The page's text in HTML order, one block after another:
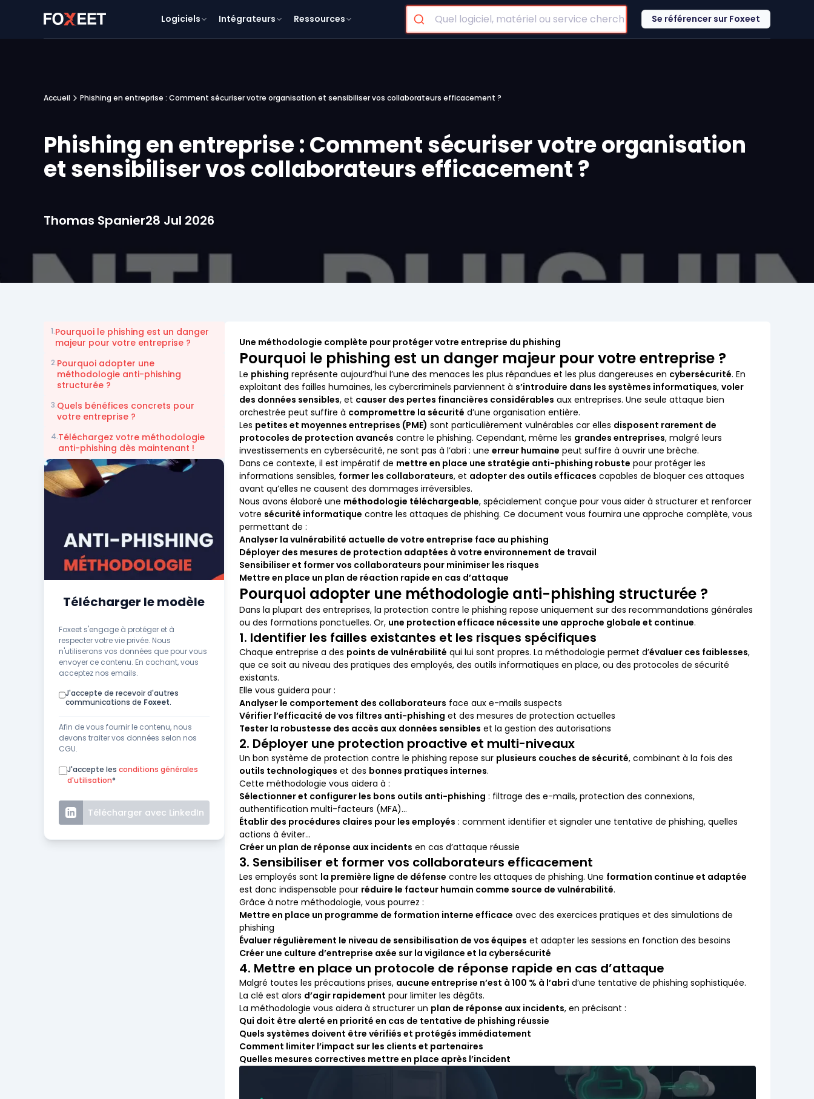
Logiciels Intégrateurs Ressources Se référencer sur Foxeet
Accueil Phishing en entreprise : Comment sécuriser votre organisation et sensibiliser vos collaborateurs efficacement ?
Phishing en entreprise : Comment sécuriser votre organisation
et sensibiliser vos collaborateurs efficacement ?
Thomas Spanier28 Jul 2026
Une méthodologie complète pour protéger votre entreprise du phishing
Pourquoi le phishing est un danger majeur pour votre entreprise ?
Le phishing représente aujourd’hui l’une des menaces les plus répandues et les plus dangereuses en cybersécurité. En
exploitant des failles humaines, les cybercriminels parviennent à s’introduire dans les systèmes informatiques, voler
des données sensibles, et causer des pertes financières considérables aux entreprises. Une seule attaque bien
orchestrée peut suffire à compromettre la sécurité d’une organisation entière.
Les petites et moyennes entreprises (PME) sont particulièrement vulnérables car elles disposent rarement de
protocoles de protection avancés contre le phishing. Cependant, même les grandes entreprises, malgré leurs
investissements en cybersécurité, ne sont pas à l’abri : une erreur humaine peut suffire à ouvrir une brèche.
Dans ce contexte, il est impératif de mettre en place une stratégie anti-phishing robuste pour protéger les
informations sensibles, former les collaborateurs, et adopter des outils efficaces capables de bloquer ces attaques
avant qu’elles ne causent des dommages irréversibles.
Nous avons élaboré une méthodologie téléchargeable, spécialement conçue pour vous aider à structurer et renforcer
votre sécurité informatique contre les attaques de phishing. Ce document vous fournira une approche complète, vous
permettant de :
Analyser la vulnérabilité actuelle de votre entreprise face au phishing
Déployer des mesures de protection adaptées à votre environnement de travail
Sensibiliser et former vos collaborateurs pour minimiser les risques
Mettre en place un plan de réaction rapide en cas d’attaque
Pourquoi adopter une méthodologie anti-phishing structurée ?
Dans la plupart des entreprises, la protection contre le phishing repose uniquement sur des recommandations générales
ou des formations ponctuelles. Or, une protection efficace nécessite une approche globale et continue.
1. Identifier les failles existantes et les risques spécifiques
Chaque entreprise a des points de vulnérabilité qui lui sont propres. La méthodologie permet d’évaluer ces faiblesses,
que ce soit au niveau des pratiques des employés, des outils informatiques en place, ou des protocoles de sécurité
existants.
Elle vous guidera pour :
Analyser le comportement des collaborateurs face aux e-mails suspects
Vérifier l’efficacité de vos filtres anti-phishing et des mesures de protection actuelles
Tester la robustesse des accès aux données sensibles et la gestion des autorisations
2. Déployer une protection proactive et multi-niveaux
Un bon système de protection contre le phishing repose sur plusieurs couches de sécurité, combinant à la fois des
outils technologiques et des bonnes pratiques internes.
Cette méthodologie vous aidera à :
Sélectionner et configurer les bons outils anti-phishing : filtrage des e-mails, protection des connexions,
authentification multi-facteurs (MFA)…
Établir des procédures claires pour les employés : comment identifier et signaler une tentative de phishing, quelles
actions à éviter…
Créer un plan de réponse aux incidents en cas d’attaque réussie
3. Sensibiliser et former vos collaborateurs efficacement
Les employés sont la première ligne de défense contre les attaques de phishing. Une formation continue et adaptée
est donc indispensable pour réduire le facteur humain comme source de vulnérabilité.
Grâce à notre méthodologie, vous pourrez :
Mettre en place un programme de formation interne efficace avec des exercices pratiques et des simulations de
phishing
Évaluer régulièrement le niveau de sensibilisation de vos équipes et adapter les sessions en fonction des besoins
Créer une culture d’entreprise axée sur la vigilance et la cybersécurité
4. Mettre en place un protocole de réponse rapide en cas d’attaque
Malgré toutes les précautions prises, aucune entreprise n’est à 100 % à l’abri d’une tentative de phishing sophistiquée.
La clé est alors d’agir rapidement pour limiter les dégâts.
La méthodologie vous aidera à structurer un plan de réponse aux incidents, en précisant :
Qui doit être alerté en priorité en cas de tentative de phishing réussie
Quels systèmes doivent être vérifiés et protégés immédiatement
Comment limiter l’impact sur les clients et partenaires
Quelles mesures correctives mettre en place après l’incident
1.Pourquoi le phishing est un danger
majeur pour votre entreprise ?
2.Pourquoi adopter une
méthodologie anti-phishing
structurée ?
3.Quels bénéfices concrets pour
votre entreprise ?
4.Téléchargez votre méthodologie
anti-phishing dès maintenant !
Télécharger le modèle
Foxeet s'engage à protéger et à
respecter votre vie privée. Nous
n'utiliserons vos données que pour vous
envoyer ce contenu. En cochant, vous
acceptez nos emails.
J'accepte de recevoir d'autres
communications de Foxeet.
Afin de vous fournir le contenu, nous
devons traiter vos données selon nos
CGU.
J'accepte les conditions générales
d'utilisation*
Télécharger avec LinkedIn